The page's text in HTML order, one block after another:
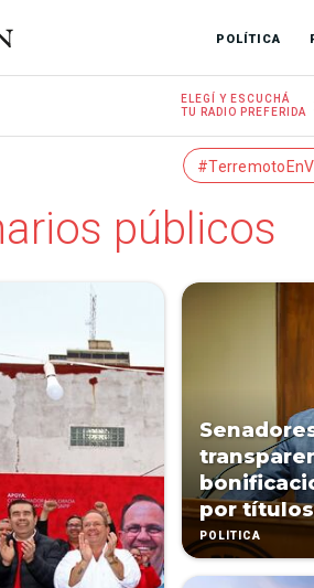
POLÍTICA
ELEGÍ Y ESCUCHÁ
TU RADIO PREFERIDA
públicos
por
POLÍTICA